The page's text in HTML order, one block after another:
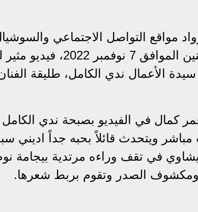
مواقع التواصل الاجتماعي
فيديو مثير لمطرب المهرجانات المصري
الأعمال ندي الكامل، طليقة
كمال في الفيديو بصبحة ندي
ويتحدث قائلاً بحبه جداً اديني
في تقف وراءه مرتدية بيجامة
ومكشوف الصدر وتقوم بربط شعرها.